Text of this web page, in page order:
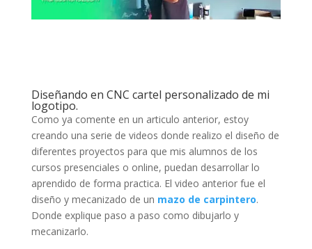
Diseñando en CNC cartel personalizado de mi
logotipo.
Como ya comente en un articulo anterior, estoy
creando una serie de videos donde realizo el diseño de
diferentes proyectos para que mis alumnos de los
cursos presenciales o online, puedan desarrollar lo
aprendido de forma practica. El video anterior fue el
diseño y mecanizado de un mazo de carpintero.
Donde explique paso a paso como dibujarlo y
mecanizarlo.